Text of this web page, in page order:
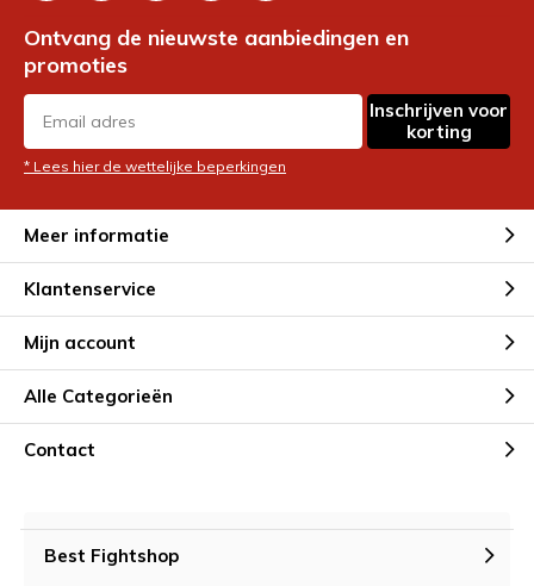
Ontvang de nieuwste aanbiedingen en
promoties
Inschrijven voor
korting
* Lees hier de wettelijke beperkingen
Meer informatie
Klantenservice
Mijn account
Alle Categorieën
Contact
Best Fightshop